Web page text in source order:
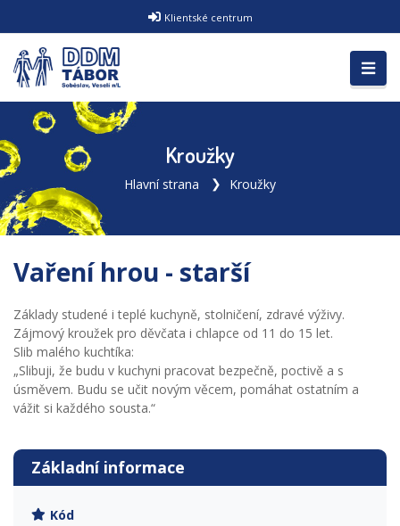
Klientské centrum
Kroužky
Hlavní strana Kroužky
Vaření hrou - starší
Základy studené i teplé kuchyně, stolničení, zdravé výživy.
Zájmový kroužek pro děvčata i chlapce od 11 do 15 let.
Slib malého kuchtíka:
„Slibuji, že budu v kuchyni pracovat bezpečně, poctivě a s
úsměvem. Budu se učit novým věcem, pomáhat ostatním a
vážit si každého sousta.“
Základní informace
Kód